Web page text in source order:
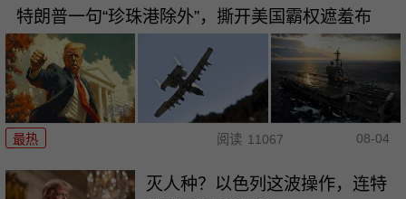
特朗普一句“珍珠港除外”，撕开美国霸权遮羞布
最热 阅读 11067 08-04
灭人种？以色列这波操作，连特